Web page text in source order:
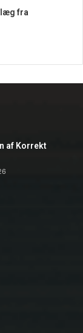
fra
af Korrekt